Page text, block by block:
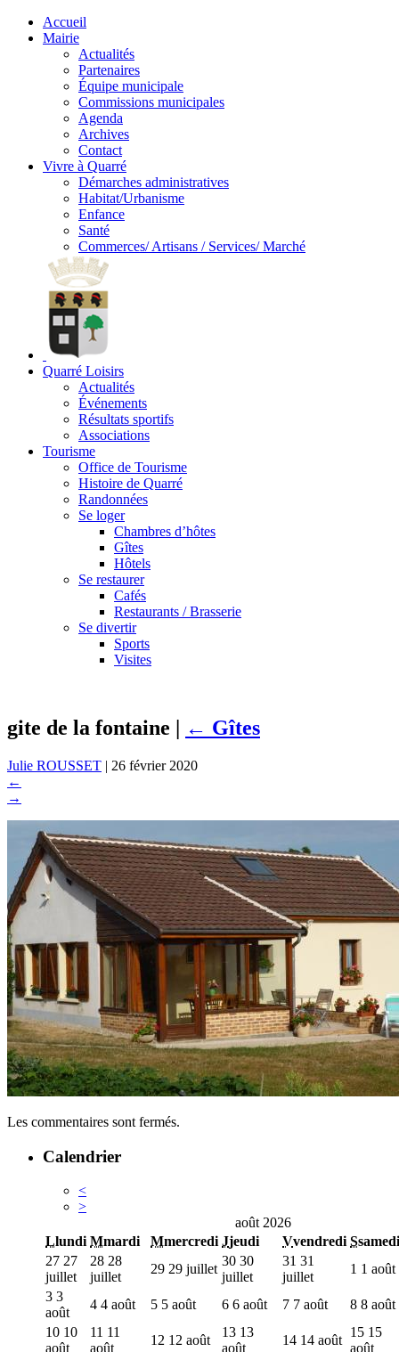
Accueil
Mairie
Actualités
Partenaires
Équipe municipale
Commissions municipales
Agenda
Archives
Contact
Vivre à Quarré
Démarches administratives
Habitat/Urbanisme
Enfance
Santé
Commerces/ Artisans / Services/ Marché
Quarré Loisirs
Actualités
Événements
Résultats sportifs
Associations
Tourisme
Office de Tourisme
Histoire de Quarré
Randonnées
Se loger
Chambres d’hôtes
Gîtes
Hôtels
Se restaurer
Cafés
Restaurants / Brasserie
Se divertir
Sports
Visites
gite de la fontaine | ← Gîtes
Julie ROUSSET | 26 février 2020
←
→
Les commentaires sont fermés.
Calendrier
<
>
août 2026
Llundi Mmardi Mmercredi Jjeudi Vvendredi Ssamedi
27 27
juillet
28 28
juillet
29 29 juillet
30 30
juillet
31 31
juillet
1 1 août
3 3
août
4 4 août 5 5 août 6 6 août 7 7 août 8 8 août
10 10
août
11 11
août
12 12 août
13 13
août
14 14 août
15 15
août